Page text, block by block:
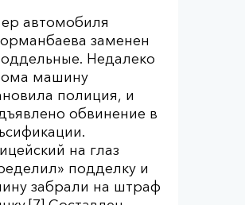
автомобиля
заменен
Недалеко
машину
полиция, и
обвинение в
на глаз
подделку и
забрали на штраф